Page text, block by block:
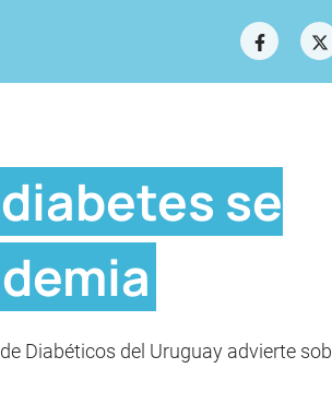
se
Diabéticos del Uruguay advierte